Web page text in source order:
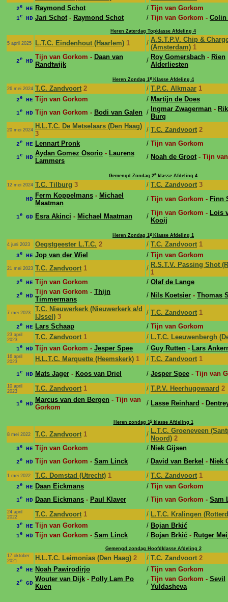
2e HE Raymond Schot / Tijn van Gorkom
1e HD Jari Schot- Raymond Schot / Tijn van Gorkom - Colin
Heren Zaterdag Topklasse Afdeling 4
5 april 2025 L.T.C. Eindenhout (Haarlem) 1 / A.S.T.P.V. Chip &
(Amsterdam) 1
2e HD
Tijn van Gorkom - Daan van
Randtwijk
/ Roy Gomersbach - Rien
Alderliesten
Heren Zondag 1e Klasse Afdeling 4
26 mei 2024 T.C. Zandvoort 2 / T.P.C. Alkmaar 1
2e HE Tijn van Gorkom / Martijn de Does
1e HD Tijn van Gorkom - Bodi van Galen / Ingmar Zwagerman -
Burg
20 mei 2024 H.L.T.C. De Metselaars (Den Haag)
3
/ T.C. Zandvoort 2
2e HE Lennart Pronk / Tijn van Gorkom
1e HD
Aydan Gomez Osorio - Laurens
Lammers
/ Noah de Groot- Tijn
Gemengd Zondag 2e klasse Afdeling 4
12 mei 2024 T.C. Tilburg 3 / T.C. Zandvoort 3
HD Ferm Koppelmans - Michael
Maatman
/ Tijn van Gorkom - Finn
1e GD Esra Akinci - Michael Maatman / Tijn van Gorkom - Lois
Kooij
Heren Zondag 1e Klasse Afdeling 1
4 juni 2023
Oegstgeester L.T.C. 2 / T.C. Zandvoort 1
3e HE Jop van der Wiel / Tijn van Gorkom
21 mei 2023 T.C. Zandvoort 1 / R.S.T.V. Passing Shot
1
2e HE Tijn van Gorkom / Olaf de Lange
2e HD
Tijn van Gorkom - Thijn
Timmermans
/ Nils Koetsier - Thomas
7 mei 2023
T.C. Nieuwerkerk (Nieuwerkerk a/d
IJssel) 3
/ T.C. Zandvoort 1
2e HE Lars Schaap / Tijn van Gorkom
23 april
2023
T.C. Zandvoort 1 / L.T.C. Leeuwenbergh
1e HD Tijn van Gorkom - Jesper Spee / Guy Rutten - Lars
16 april
2023
H.L.T.C. Marquette (Heemskerk) 1 / T.C. Zandvoort 1
1e HD Mats Jager - Koos van Driel / Jesper Spee - Tijn van
10 april
2023
T.C. Zandvoort 1 / T.P.V. Heerhugowaard 2
1e HD
Marcus van den Bergen - Tijn van
Gorkom
/ Lasse Reinhard -
Heren zondag 1eklasse Afdeling 1
8 mei 2022 T.C. Zandvoort 1 / L.T.C. Groeneveen
Noord) 2
3e HE Tijn van Gorkom / Niek Gijsen
2e HD Tijn van Gorkom - Sam Linck / David van Berkel - Niek
1 mei 2022 T.C. Domstad (Utrecht) 1 / T.C. Zandvoort 1
2e HE Daan Eickmans / Tijn van Gorkom
1e HD Daan Eickmans - Paul Klaver / Tijn van Gorkom - Sam
24 april
2022
T.C. Zandvoort 1 / L.T.C. Kralingen
3e HE Tijn van Gorkom / Bojan Brkić
1e HD Tijn van Gorkom - Sam Linck / Bojan Brkić - Rutger
Gemengd zondag Hoofdklasse Afdeling 2
17 oktober
2021
H.L.T.C. Leimonias (Den Haag) 2 / T.C. Zandvoort 2
2e HE Noah Pawirodirjo / Tijn van Gorkom
2e GD
Wouter van Dijk - Polly Lam Po
Kuen
/ Tijn van Gorkom - Sevil
Yuldasheva